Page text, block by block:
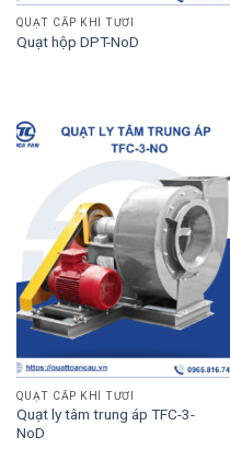
QUẠT CẤP KHÍ TƯƠI
Quạt hộp DPT-NoD
QUẠT CẤP KHÍ TƯƠI
Quạt ly tâm trung áp TFC-3-
NoD